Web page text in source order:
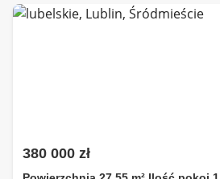
380 000 zł